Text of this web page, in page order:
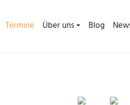
Termine Über uns Blog